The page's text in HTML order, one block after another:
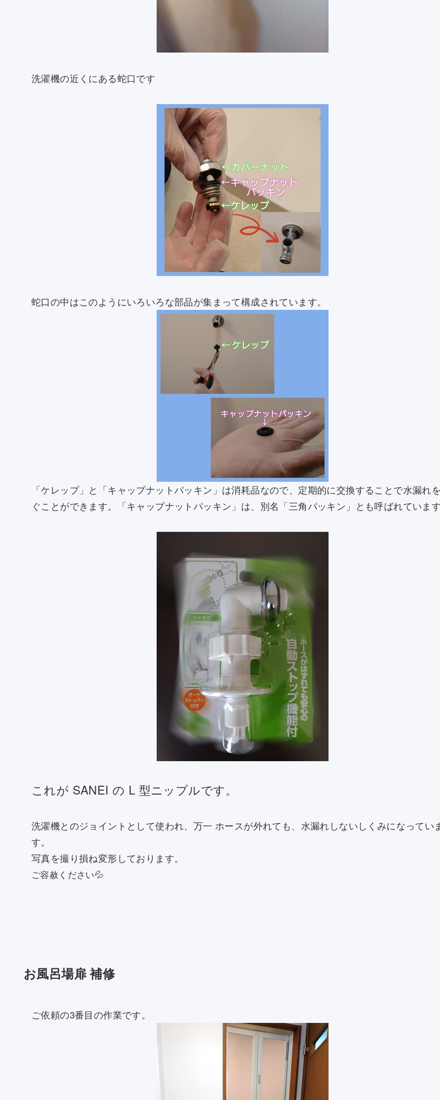
洗濯機の近くにある蛇口です
蛇口の中はこのようにいろいろな部品が集まって構成されています。
「ケレップ」と「キャップナットパッキン」は消耗品なので、定期的に交換することで水漏れ
ぐことができます。「キャップナットパッキン」は、別名「三角パッキン」とも呼ばれていま
これが SANEI の L 型ニップルです。
洗濯機とのジョイントとして使われ、万一 ホースが外れても、水漏れしないしくみになってい
す。
写真を撮り損ね変形しております。
ご容赦ください💦
お風呂場扉 補修
ご依頼の3番目の作業です。